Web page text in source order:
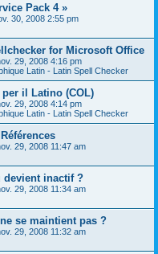
Pack 4 »
30, 2008 2:55 pm
for Microsoft Office
29, 2008 4:16 pm
Latin - Latin Spell Checker
il Latino (COL)
29, 2008 4:14 pm
Latin - Latin Spell Checker
29, 2008 11:47 am
devient inactif ?
29, 2008 11:34 am
se maintient pas ?
29, 2008 11:32 am